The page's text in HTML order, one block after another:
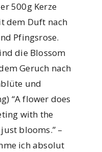
500g Kerze
dem Duft nach
Pfingsrose.
die Blossom
Geruch nach
und
“A flower does
with the
blooms.” –
ich absolut